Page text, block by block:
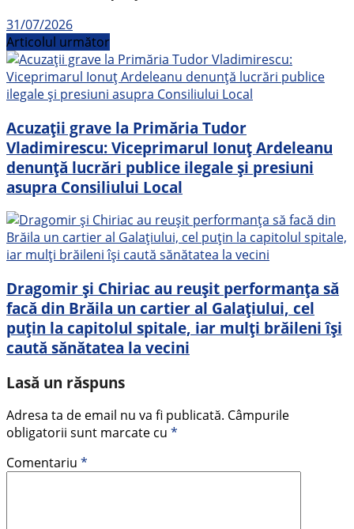
31/07/2026
Articolul următor
Acuzații grave la Primăria Tudor
Vladimirescu: Viceprimarul Ionuț Ardeleanu
denunță lucrări publice ilegale și presiuni
asupra Consiliului Local
Dragomir și Chiriac au reușit performanța să
facă din Brăila un cartier al Galațiului, cel
puțin la capitolul spitale, iar mulți brăileni își
caută sănătatea la vecini
Lasă un răspuns
Adresa ta de email nu va fi publicată. Câmpurile
obligatorii sunt marcate cu *
Comentariu *